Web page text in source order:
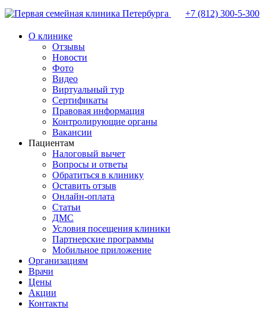
+7 (812) 300-5-300
О клинике
Отзывы
Новости
Фото
Видео
Виртуальный тур
Сертификаты
Правовая информация
Контролирующие органы
Вакансии
Пациентам
Налоговый вычет
Вопросы и ответы
Обратиться в клинику
Оставить отзыв
Онлайн-оплата
Статьи
ДМС
Условия посещения клиники
Партнерские программы
Мобильное приложение
Организациям
Врачи
Цены
Акции
Контакты